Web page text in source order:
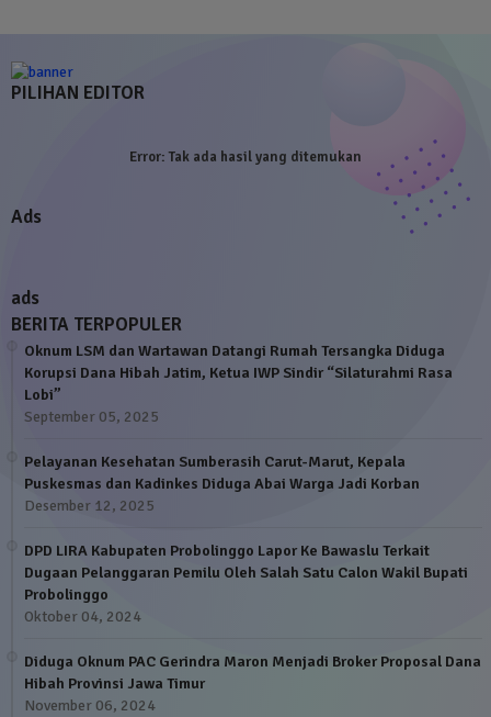
PILIHAN EDITOR
Error:Tak ada hasil yang ditemukan
Ads
ads
BERITA TERPOPULER
Oknum LSM dan Wartawan Datangi Rumah Tersangka Diduga
Korupsi Dana Hibah Jatim, Ketua IWP Sindir “Silaturahmi Rasa
Lobi”
September 05, 2025
Pelayanan Kesehatan Sumberasih Carut-Marut, Kepala
Puskesmas dan Kadinkes Diduga Abai Warga Jadi Korban
Desember 12, 2025
DPD LIRA Kabupaten Probolinggo Lapor Ke Bawaslu Terkait
Dugaan Pelanggaran Pemilu Oleh Salah Satu Calon Wakil Bupati
Probolinggo
Oktober 04, 2024
Diduga Oknum PAC Gerindra Maron Menjadi Broker Proposal Dana
Hibah Provinsi Jawa Timur
November 06, 2024